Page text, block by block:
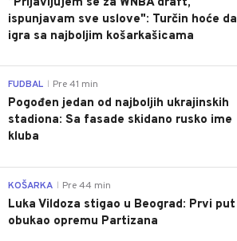
ispunjavam sve uslove": Turčin hoće da
igra sa najboljim košarkašicama
FUDBAL Pre 41 min
Pogođen jedan od najboljih ukrajinskih
stadiona: Sa fasade skidano rusko ime
kluba
KOŠARKA Pre 44 min
Luka Vildoza stigao u Beograd: Prvi put
obukao opremu Partizana